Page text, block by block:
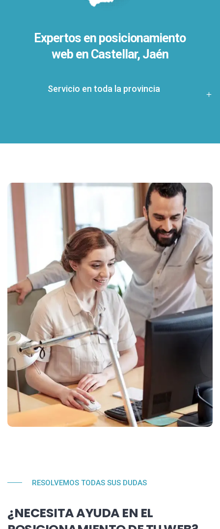
Expertos en posicionamiento
web en Castellar, Jaén
Servicio en toda la provincia
RESOLVEMOS TODAS SUS DUDAS
¿NECESITA AYUDA EN EL